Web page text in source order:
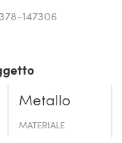
147306
Metallo
MATERIALE